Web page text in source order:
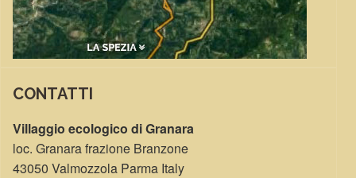
CONTATTI
Villaggio ecologico di Granara
loc. Granara frazione Branzone
43050 Valmozzola Parma Italy